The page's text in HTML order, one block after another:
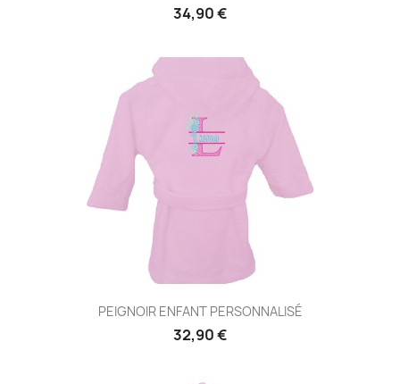
34,90 €
PEIGNOIR ENFANT PERSONNALISÉ
32,90 €